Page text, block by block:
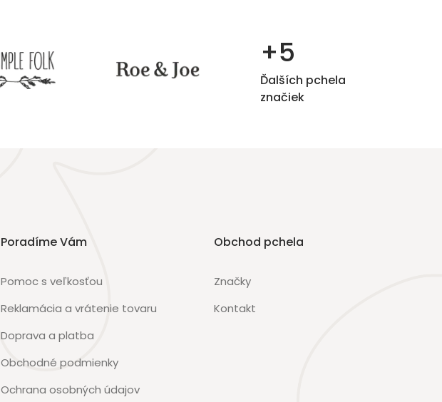
+5
Ďalších pchela
značiek
Poradíme Vám
Pomoc s veľkosťou
Reklamácia a vrátenie tovaru
Doprava a platba
Obchodné podmienky
Ochrana osobných údajov
Obchod pchela
Značky
Kontakt